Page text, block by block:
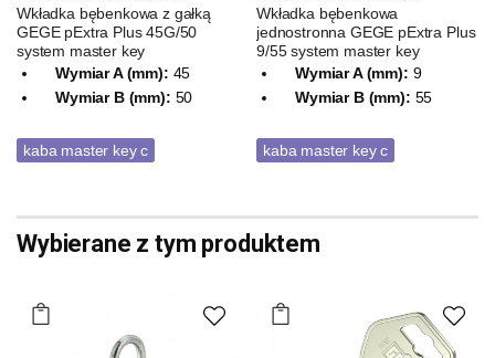
Wkładka bębenkowa z gałką
GEGE pExtra Plus 45G/50
system master key
Wymiar A (mm): 45
Wymiar B (mm): 50
kaba master key c
Wkładka bębenkowa
jednostronna GEGE pExtra Plus
9/55 system master key
Wymiar A (mm): 9
Wymiar B (mm): 55
kaba master key c
Wybierane z tym produktem